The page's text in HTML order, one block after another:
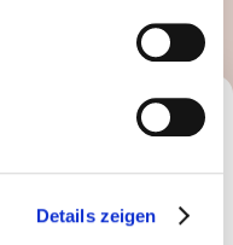
Details zeigen